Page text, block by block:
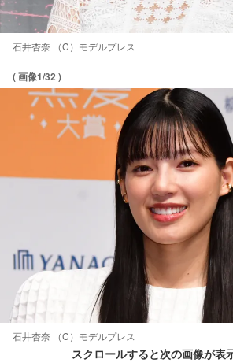
石井杏奈 （C）モデルプレス
( 画像1/32 )
石井杏奈 （C）モデルプレス
スクロールすると次の画像が表